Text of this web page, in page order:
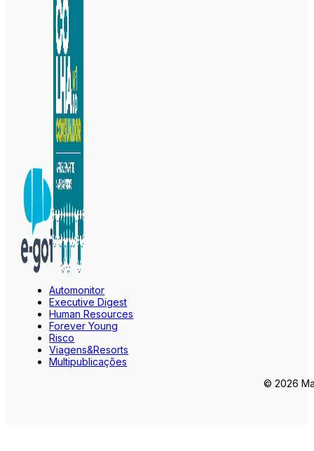
Automonitor
Executive Digest
Human Resources
Forever Young
Risco
Viagens&Resorts
Multipublicações
© 2026